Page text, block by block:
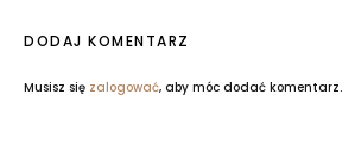
DODAJ KOMENTARZ
Musisz się zalogować, aby móc dodać komentarz.